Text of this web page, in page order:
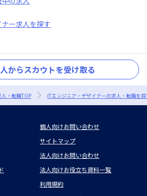
ー求人を探す
からスカウトを受け取る
・転職TOP ITエンジニア・デザイナーの求人・転職を
個人向けお問い合わせ
サイトマップ
法人向けお問い合わせ
法人向けお役立ち資料一覧
利用規約